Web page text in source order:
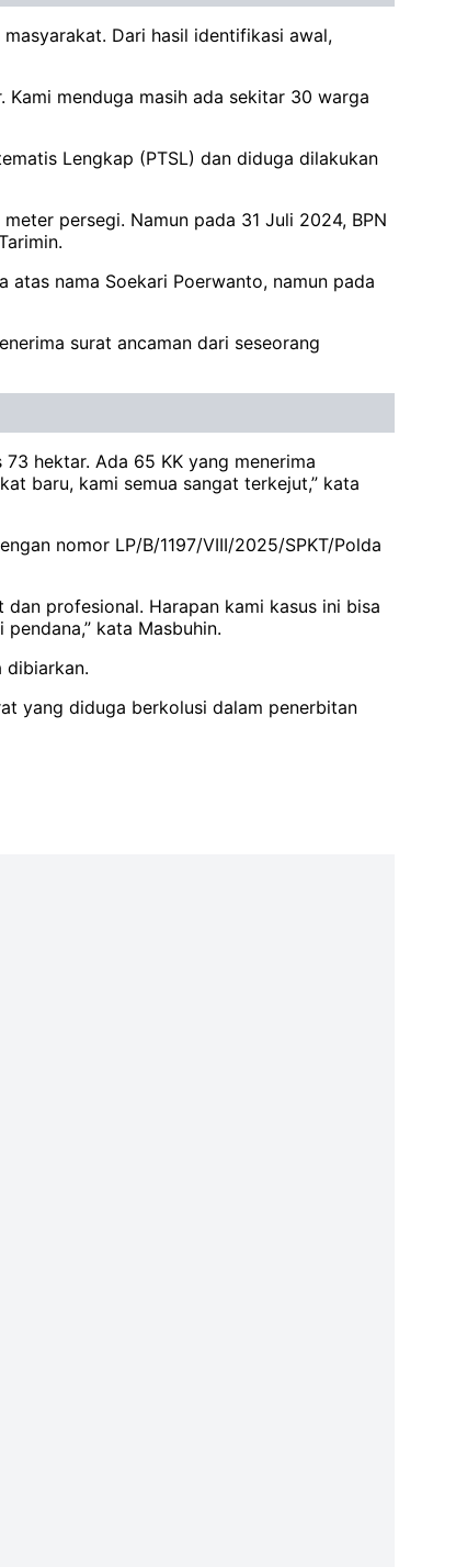
Dari hasil identifikasi awal,
menduga masih ada sekitar 30 warga
Lengkap (PTSL) dan diduga dilakukan
persegi. Namun pada 31 Juli 2024, BPN
atas nama Soekari Poerwanto, namun pada
surat ancaman dari seseorang
hektar. Ada 65 KK yang menerima
baru, kami semua sangat terkejut,” kata
nomor LP/B/1197/VIII/2025/SPKT/Polda
profesional. Harapan kami kasus ini bisa
kata Masbuhin.
dibiarkan.
yang diduga berkolusi dalam penerbitan